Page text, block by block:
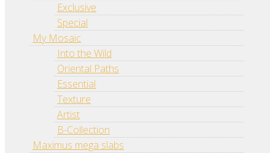
Exclusive
Special
My Mosaic
Into the Wild
Oriental Paths
Essential
Texture
Artist
B-Collection
Maximus mega slabs